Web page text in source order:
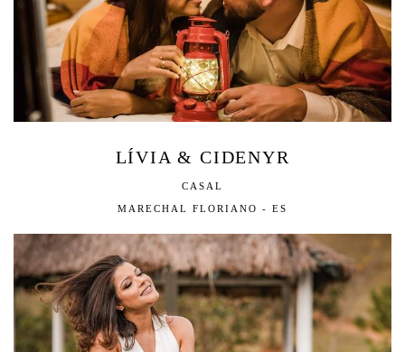
LÍVIA & CIDENYR
CASAL
MARECHAL FLORIANO - ES